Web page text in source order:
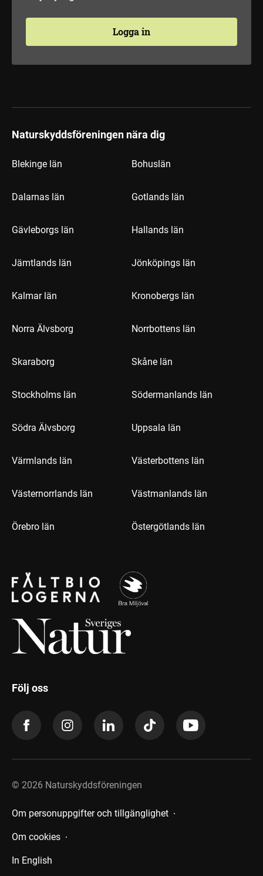
Logga in
Naturskyddsföreningen nära dig
Blekinge län Bohuslän
Dalarnas län Gotlands län
Gävleborgs län Hallands län
Jämtlands län Jönköpings län
Kalmar län Kronobergs län
Norra Älvsborg Norrbottens län
Skaraborg Skåne län
Stockholms län Södermanlands län
Södra Älvsborg Uppsala län
Värmlands län Västerbottens län
Västernorrlands län Västmanlands län
Örebro län Östergötlands län
Följ oss
© 2026 Naturskyddsföreningen
Om personuppgifter och tillgänglighet
Om cookies
In English